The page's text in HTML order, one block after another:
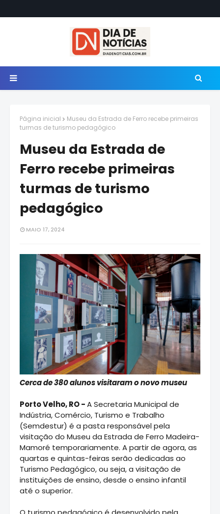
Página inicial
Museu da Estrada de Ferro recebe primeiras
turmas de turismo pedagógico
Museu da Estrada de
Ferro recebe primeiras
turmas de turismo
pedagógico
MAIO 17, 2024
Cerca de 380 alunos visitaram o novo museu
Porto Velho, RO -A Secretaria Municipal de
Indústria, Comércio, Turismo e Trabalho
(Semdestur) é a pasta responsável pela
visitação do Museu da Estrada de Ferro Madeira-
Mamoré temporariamente. A partir de agora, as
quartas e quintas-feiras serão dedicadas ao
Turismo Pedagógico, ou seja, a visitação de
instituições de ensino, desde o ensino infantil
até o superior.